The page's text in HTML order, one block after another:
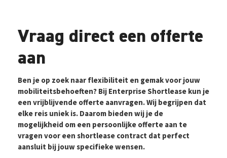
Vraag direct een offerte
aan
Ben je op zoek naar flexibiliteit en gemak voor jouw
mobiliteitsbehoeften? Bij Enterprise Shortlease kun je
een vrijblijvende offerte aanvragen. Wij begrijpen dat
elke reis uniek is. Daarom bieden wij je de
mogelijkheid om een persoonlijke offerte aan te
vragen voor een shortlease contract dat perfect
aansluit bij jouw specifieke wensen.